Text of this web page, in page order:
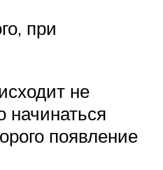
при
не
начинаться
появление